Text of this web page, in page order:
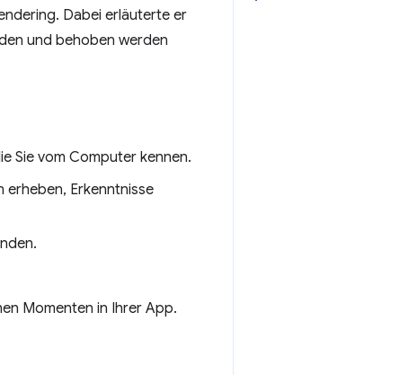
Dabei erläuterte er
und behoben werden
Sie vom Computer kennen.
Erkenntnisse
Momenten in Ihrer App.